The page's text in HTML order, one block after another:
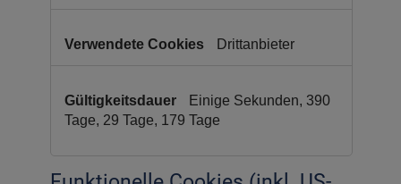
Drittanbieter
Einige Sekunden, 390
Tage, 29 Tage, 179 Tage